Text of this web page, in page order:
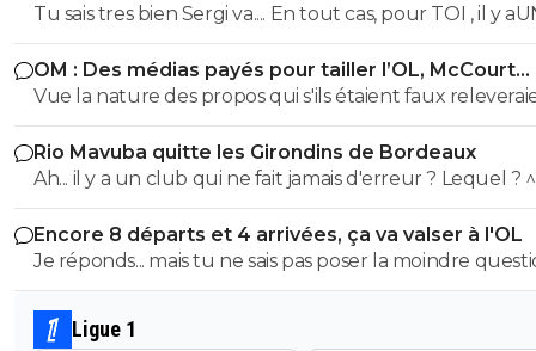
Tu sais tres bien Sergi va.... En tout cas, pour TOI , il y
SEUL CLUB qui est parfait... Et qui QUOI QU IL ARRIVE
sera JMAIS critiqué par toi..... Tu te rends compte que
seul a defendre mordicus le mec qui a faillit couler
mon pauvre vieux fou... tu t'en rends compte au
OM : Des médias payés pour tailler l’OL, McCourt
accusé
Vue la nature des propos qui s'ils étaient faux
la diffamation, je penses que c'est bien documenté et
Rio Mavuba quitte les Girondins de Bordeaux
Ah... il y a un club qui ne fait jamais d'erreur ? Lequel ?
Encore 8 départs et 4 arrivées, ça va valser à l'OL
Je réponds... mais tu ne sais pas poser la moindre
Ligue 1